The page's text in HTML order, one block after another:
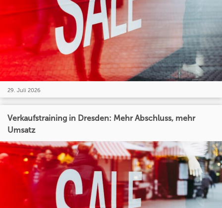
29. Juli 2026
Verkaufstraining in Dresden: Mehr Abschluss, mehr
Umsatz